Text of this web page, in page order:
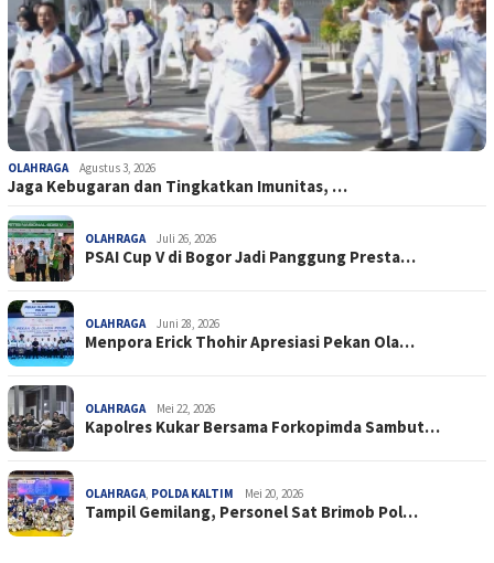
OLAHRAGA Agustus 3, 2026
Jaga Kebugaran dan Tingkatkan Imunitas, …
OLAHRAGA Juli 26, 2026
PSAI Cup V di Bogor Jadi Panggung Presta…
OLAHRAGA Juni 28, 2026
Menpora Erick Thohir Apresiasi Pekan Ola…
OLAHRAGA Mei 22, 2026
Kapolres Kukar Bersama Forkopimda Sambut…
OLAHRAGA, POLDA KALTIM Mei 20, 2026
Tampil Gemilang, Personel Sat Brimob Pol…